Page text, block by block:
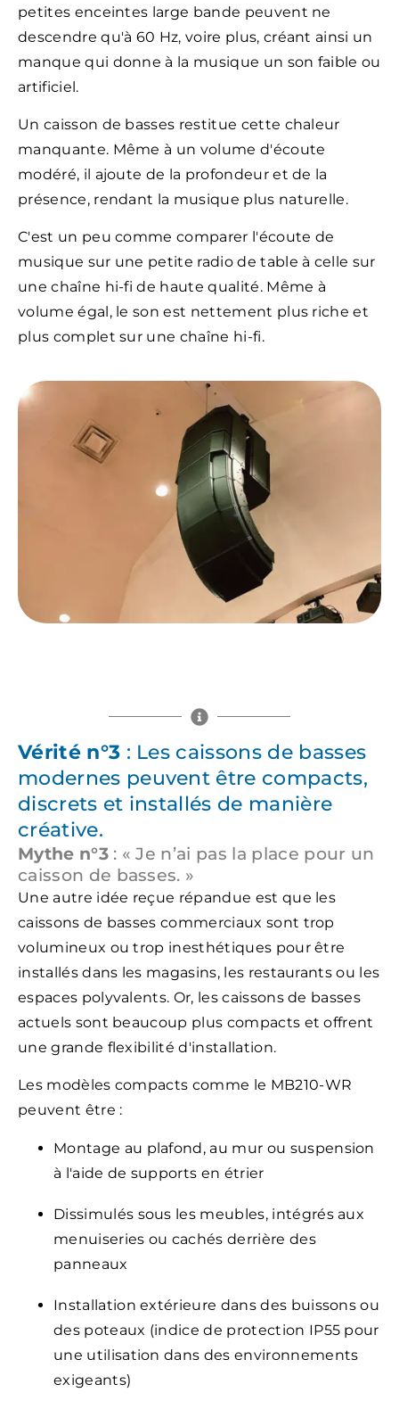
petites enceintes large bande peuvent ne
descendre qu'à 60 Hz, voire plus, créant ainsi un
manque qui donne à la musique un son faible ou
artificiel.
Un caisson de basses restitue cette chaleur
manquante. Même à un volume d'écoute
modéré, il ajoute de la profondeur et de la
présence, rendant la musique plus naturelle.
C'est un peu comme comparer l'écoute de
musique sur une petite radio de table à celle sur
une chaîne hi-fi de haute qualité. Même à
volume égal, le son est nettement plus riche et
plus complet sur une chaîne hi-fi.
Vérité n°3 : Les caissons de basses
modernes peuvent être compacts,
discrets et installés de manière
créative.
Mythe n°3: « Je n’ai pas la place pour un
caisson de basses. »
Une autre idée reçue répandue est que les
caissons de basses commerciaux sont trop
volumineux ou trop inesthétiques pour être
installés dans les magasins, les restaurants ou les
espaces polyvalents. Or, les caissons de basses
actuels sont beaucoup plus compacts et offrent
une grande flexibilité d'installation.
Les modèles compacts comme le MB210-WR
peuvent être :
Montage au plafond, au mur ou suspension
à l'aide de supports en étrier
Dissimulés sous les meubles, intégrés aux
menuiseries ou cachés derrière des
panneaux
Installation extérieure dans des buissons ou
des poteaux (indice de protection IP55 pour
une utilisation dans des environnements
exigeants)